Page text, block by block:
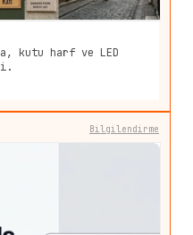
kutu harf ve LED
Bilgilendirme